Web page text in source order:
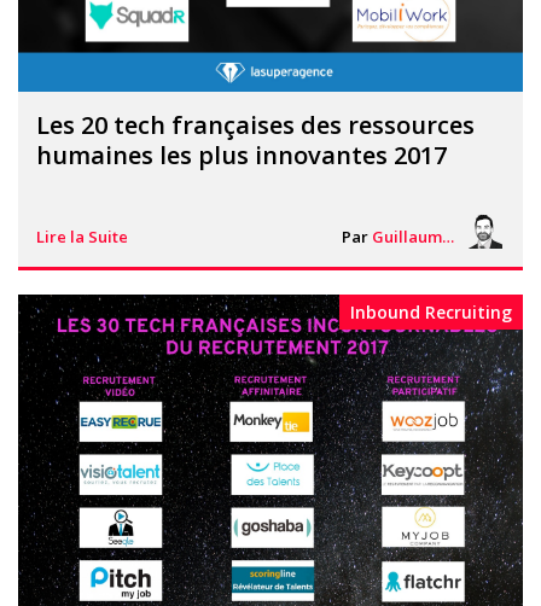
Les 20 tech françaises des ressources
humaines les plus innovantes 2017
Lire la Suite Par Guillaume Vigneron
Inbound Recruiting